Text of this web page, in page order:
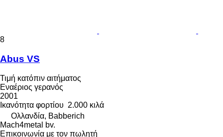
8
Abus VS
Τιμή κατόπιν αιτήματος
Εναέριος γερανός
2001
Ικανότητα φορτίου 2.000 κιλά
Ολλανδία, Babberich
Mach4metal bv.
Επικοινωνία με τον πωλητή